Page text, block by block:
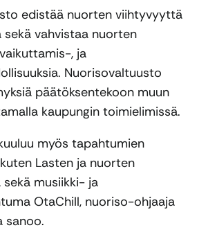
edistää nuorten viihtyvyyttä
sekä vahvistaa nuorten
, ja
Nuorisovaltuusto
päätöksentekoon muun
kaupungin toimielimissä.
myös tapahtumien
Lasten ja nuorten
sekä musiikki- ja
OtaChill, nuoriso-ohjaaja
sanoo.